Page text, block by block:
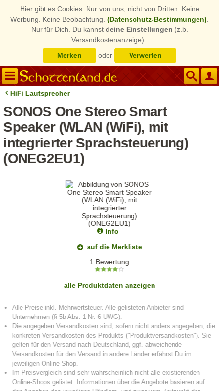
Hier gibt es Cookies. Nur von uns, nicht von Dritten. Keine
Werbung. Keine Beobachtung. (Datenschutz-Bestimmungen)
Nur für Dich. Du kannst deine Einstellungen (z.b.
Versandkostenanzeige)
Merken
oder Verwerfen
HiFi Lautsprecher
SONOS One Stereo Smart
Speaker (WLAN (WiFi), mit
integrierter Sprachsteuerung)
(ONEG2EU1)
Info
auf die Merkliste
1 Bewertung
alle Produktdaten anzeigen